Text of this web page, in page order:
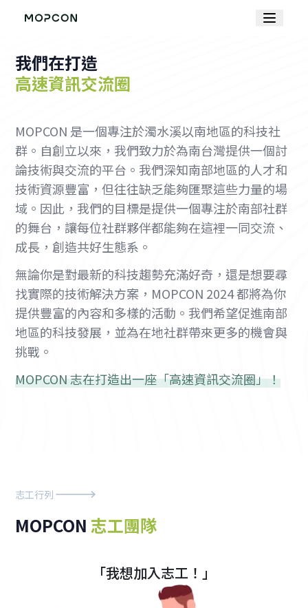
我們在打造
高速資訊交流圈
MOPCON 是一個專注於濁水溪以南地區的科技社
群。自創立以來，我們致力於為南台灣提供一個討
論技術與交流的平台。我們深知南部地區的人才和
技術資源豐富，但往往缺乏能夠匯聚這些力量的場
域。因此，我們的目標是提供一個專注於南部社群
的舞台，讓每位社群夥伴都能夠在這裡一同交流、
成長，創造共好生態系。
無論你是對最新的科技趨勢充滿好奇，還是想要尋
找實際的技術解決方案，MOPCON 2024 都將為你
提供豐富的內容和多樣的活動。我們希望促進南部
地區的科技發展，並為在地社群帶來更多的機會與
挑戰。
MOPCON 志在打造出一座「高速資訊交流圈」！
志工行列
MOPCON志工團隊
「我想加入志工！」